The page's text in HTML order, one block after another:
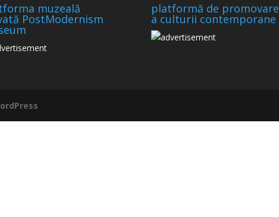
muzeală
PostModernism
platformă de promovare
a culturii contemporane